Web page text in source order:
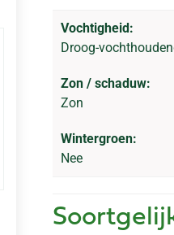
Vochtigheid:
Droog-
Zon / schaduw:
Zon
Wintergroen:
Nee